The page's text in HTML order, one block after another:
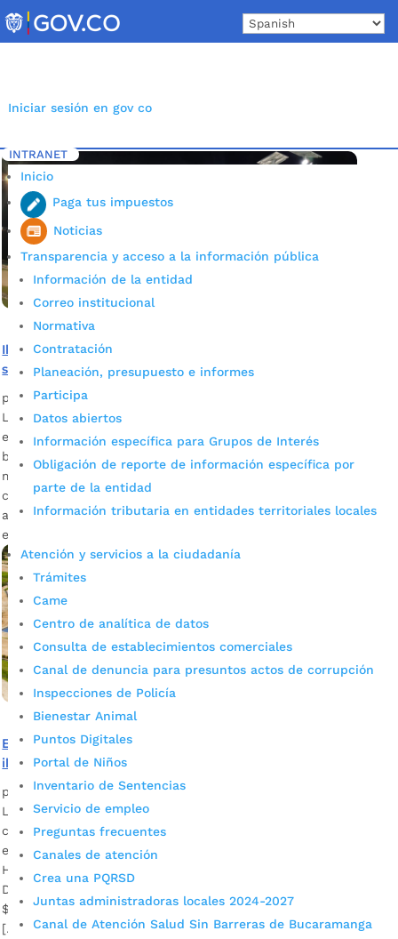
to
content
Iniciar sesión en gov co
INTRANET
Inicio
Paga tus impuestos
Noticias
Transparencia y acceso a la información pública
Información de la entidad
Correo institucional
Normativa
Contratación
Planeación, presupuesto e informes
Participa
Datos abiertos
Información específica para Grupos de Interés
Obligación de reporte de información específica por
parte de la entidad
Información tributaria en entidades territoriales locales
Atención y servicios a la ciudadanía
Trámites
Came
Centro de analítica de datos
Consulta de establecimientos comerciales
Canal de denuncia para presuntos actos de corrupción
Inspecciones de Policía
Bienestar Animal
Puntos Digitales
Portal de Niños
Inventario de Sentencias
Servicio de empleo
Preguntas frecuentes
Canales de atención
Crea una PQRSD
Juntas administradoras locales 2024-2027
Canal de Atención Salud Sin Barreras de Bucaramanga
Inicio 5 Etiqueta: Energía Solar
Iluminación con energía solar, una novedad en el
sistema de alumbrado público de Bucaramanga
por Alcaldía de Bucaramanga
La Alcaldía de Bucaramanga hizo posible un proyecto piloto
en el Parque Contemplativo El Carrasco, ubicado en el
barrio El Porvenir. La inversión ascendió a los $1.351
millones. Descargue audio: Carlos Saúl Hernández,
coordinador de la Oficina de Alumbrado Público El sistema,
a una escala pequeña, ya está en funcionamiento y se
evalúa su desarrollo […]
El importante Parque Contemplativo El Carrasco ya se
ilumina con energía solar
por Alcaldía de Bucaramanga|
La Alcaldía de Bucaramanga lideró el proyecto que
contribuye al desarrollo sostenible. Es de anotar que el sol
es una fuente renovable y no contaminante. Carlos Saúl
Hernández, coordinador de la Oficina de Alumbrado Público
Descargar audio La inversión en el alumbrado ascendió a los
$1.457 millones, incluyendo la interventoría de la obra, y se
[…]